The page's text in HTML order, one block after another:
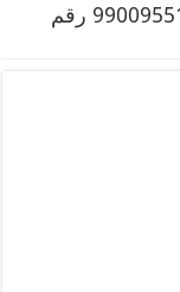
بنشر النهضة 99009551 رقم